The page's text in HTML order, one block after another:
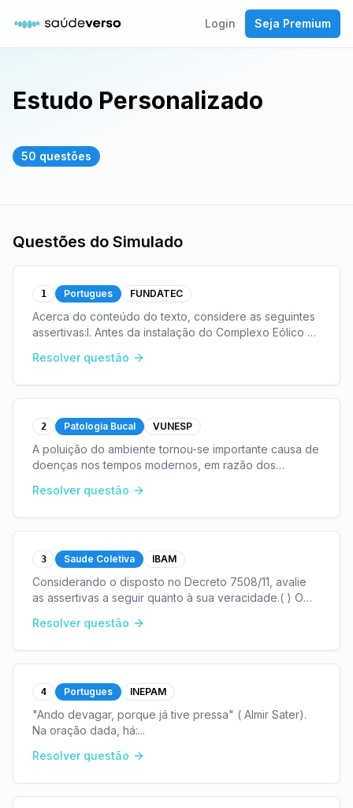
Login Seja Premium
Estudo Personalizado
50 questões
Questões do Simulado
1 Portugues FUNDATEC
Acerca do conteúdo do texto, considere as seguintes
assertivas:I. Antes da instalação do Complexo Eólico no
Federação já detinha uma história de contr
Resolver questão
2 Patologia Bucal VUNESP
A poluição do ambiente tornou-se importante causa de
doenças nos tempos modernos, em razão dos
introdução de defensivos na agropecuária.“Sua toxici
Resolver questão
3 Saude Coletiva IBAM
Considerando o disposto no Decreto 7508/11, avalie
as assertivas a seguir quanto à sua veracidade.( ) O
de saúde será ordenado pela atenção primá
Resolver questão
4 Portugues INEPAM
"Ando devagar, porque já tive pressa" ( Almir Sater).
Na oração dada, há:...
Resolver questão